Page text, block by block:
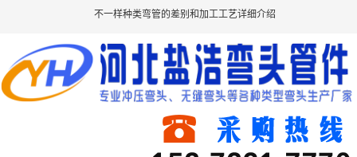
不一样种类弯管的差别和加工工艺详细介绍